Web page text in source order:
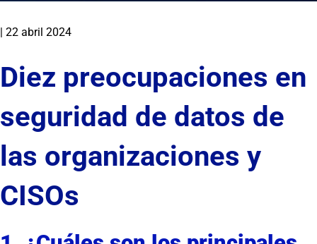
| 22 abril 2024
Diez preocupaciones en
seguridad de datos de
las organizaciones y
CISOs